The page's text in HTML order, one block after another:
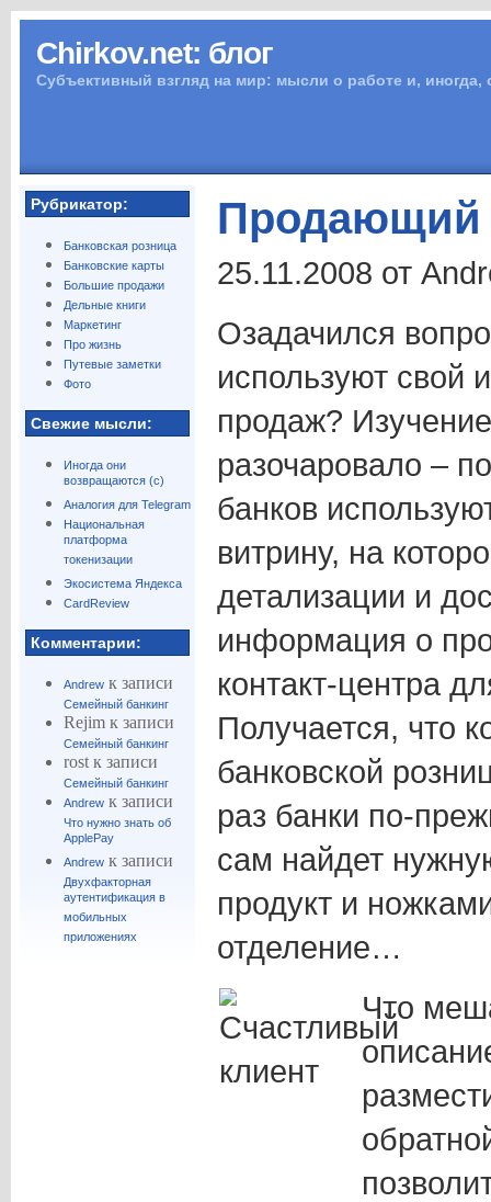
Chirkov.net: блог
Субъективный взгляд на мир: мысли о работе и,
Рубрикатор:
Банковская розница
Банковские карты
Большие продажи
Дельные книги
Маркетинг
Про жизнь
Путевые заметки
Фото
Свежие мысли:
Иногда они
возвращаются (с)
Аналогия для Telegram
Национальная
платформа
токенизации
Экосистема Яндекса
CardReview
Комментарии:
Andrewк записи
Семейный банкинг
Rejimк записи
Семейный банкинг
rostк записи
Семейный банкинг
Andrewк записи
Что нужно знать об
ApplePay
Andrewк записи
Двухфакторная
аутентификация в
мобильных
приложениях
Продающий
25.11.2008 от
Озадачился
используют свой
продаж?
разочаровало –
банков
витрину, на
детализации и
информация о
контакт-центра
Получается, что
банковской
раз банки по-
сам найдет
продукт и
отделение…
Что